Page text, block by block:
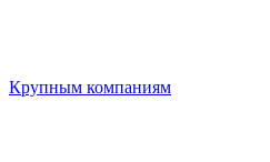
Крупным компаниям